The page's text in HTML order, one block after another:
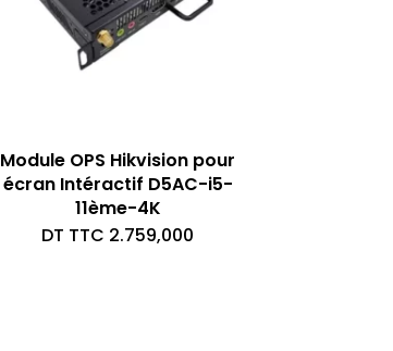
Module OPS Hikvision pour
écran Intéractif D5AC-i5-
11ème-4K
DT TTC 2.759,000